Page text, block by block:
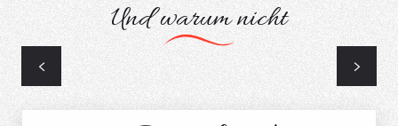
Und warum nicht